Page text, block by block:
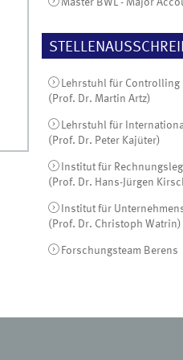
Master BWL - Major
Lehrstuhl für
(Prof. Dr. Martin Artz)
Lehrstuhl für
(Prof. Dr. Peter Kajüter)
Institut für
(Prof. Dr. Hans-Jürgen
Institut für
(Prof. Dr. Christoph Watrin)
Forschungsteam Berens